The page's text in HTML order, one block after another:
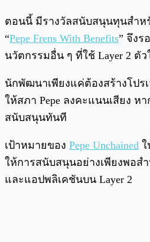
ตอนนี้ มีรางวัลสนับสนุนทุนสำห
“Pepe Frens With Benefits” จึงร
นวัตกรรมอื่น ๆ ที่ใช้ Layer 2 ตัว
นักพัฒนาเพียงแค่ต้องสร้างโป
ให้สภา Pepe ลงคะแนนเสียง ห
สนับสนุนทันที
เป้าหมายของ Pepe Unchained ใ
ให้การสนับสนุนอย่างเพียงพอส
และแอปพลิเคชันบน Layer 2